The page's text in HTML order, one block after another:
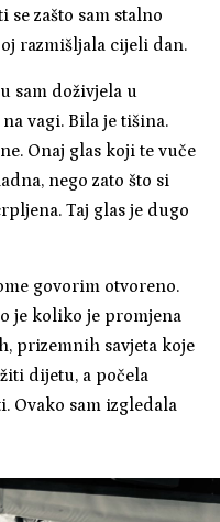
zašto sam stalno
razmišljala cijeli dan.
sam doživjela u
vagi. Bila je tišina.
Onaj glas koji te vuče
nego zato što si
Taj glas je dugo
govorim otvoreno.
je koliko je promjena
prizemnih savjeta koje
dijetu, a počela
Ovako sam izgledala